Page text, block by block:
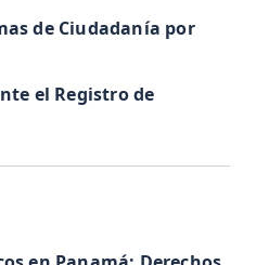
de Ciudadanía por
el Registro de